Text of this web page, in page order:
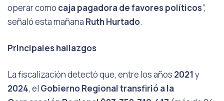
operar como caja pagadora de favores políticos”,
señaló esta mañana Ruth Hurtado.
Principales hallazgos
La fiscalizacióndetectó que, entre los años 2021y
2024, el Gobierno Regional transfirió a la